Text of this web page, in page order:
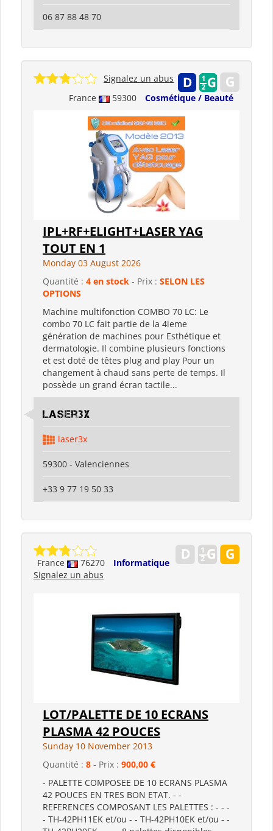
06 87 88 48 70
France 59300 Cosmétique / Beauté
Signalez un abus
IPL+RF+ELIGHT+LASER YAG
TOUT EN 1
Monday 03 August 2026
Quantité : 4 en stock - Prix : SELON LES
OPTIONS
Machine multifonction COMBO 70 LC: Le
combo 70 LC fait partie de la 4ieme
génération de machines pour Esthétique et
dermatologie. Il combine plusieurs fonctions
et est doté de têtes plug and play Pour un
changement à chaud sans perte de temps. Il
possède un grand écran tactile...
Laser3x
laser3x
59300 - Valenciennes
+33 9 77 19 50 33
France 76270
Informatique
Signalez un abus
LOT/PALETTE DE 10 ECRANS
PLASMA 42 POUCES
Sunday 10 November 2013
Quantité : 8 - Prix : 900,00 €
- PALETTE COMPOSEE DE 10 ECRANS PLASMA
42 POUCES EN TRES BON ETAT. - -
REFERENCES COMPOSANT LES PALETTES : - - -
- TH-42PH11EK et/ou - - TH-42PH10EK et/ou - -